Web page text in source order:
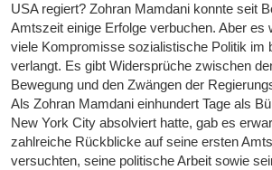
USA regiert? Zohran Mamdani konnte seit
Amtszeit einige Erfolge verbuchen. Aber es
viele Kompromisse sozialistische Politik im
verlangt. Es gibt Widersprüche zwischen
Bewegung und den Zwängen der
Als Zohran Mamdani einhundert Tage als
New York City absolviert hatte, gab es
zahlreiche Rückblicke auf seine ersten
versuchten, seine politische Arbeit sowie